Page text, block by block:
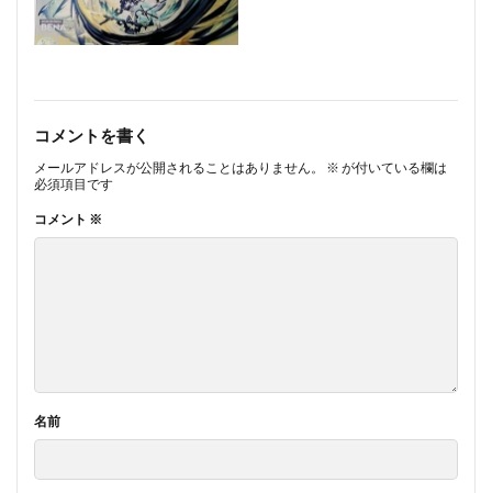
コメントを書く
メールアドレスが公開されることはありません。 ※ が付いている欄は
必須項目です
コメント ※
名前